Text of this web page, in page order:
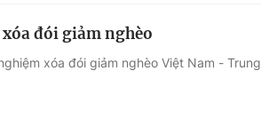
đói giảm nghèo
xóa đói giảm nghèo Việt Nam - Trung